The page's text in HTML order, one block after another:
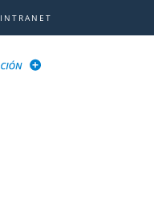
INTRANET